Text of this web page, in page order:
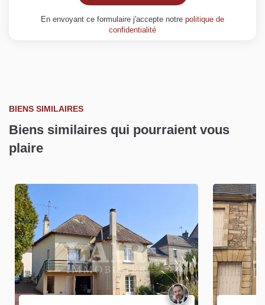
En envoyant ce formulaire j'accepte notre politique de
confidentialité
BIENS SIMILAIRES
Biens similaires qui pourraient vous
plaire